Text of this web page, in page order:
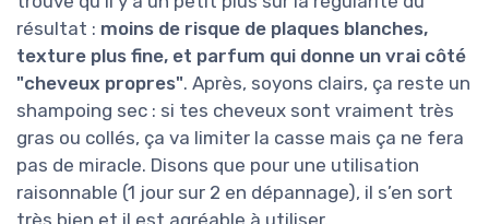
résultat : moins de risque de plaques blanches,
texture plus fine, et parfum qui donne un vrai côté
"cheveux propres". Après, soyons clairs, ça reste un
shampoing sec : si tes cheveux sont vraiment très
gras ou collés, ça va limiter la casse mais ça ne fera
pas de miracle. Disons que pour une utilisation
raisonnable (1 jour sur 2 en dépannage), il s’en sort